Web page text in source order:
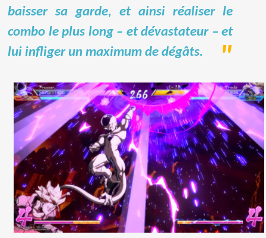
baisser sa garde, et ainsi réaliser le
combo le plus long – et dévastateur – et
lui infliger un maximum de dégâts.